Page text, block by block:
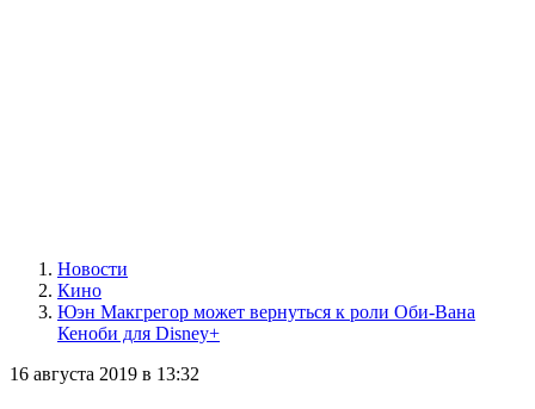
Новости
Кино
Юэн Макгрегор может вернуться к роли Оби-Вана
Кеноби для Disney+
16 августа 2019 в 13:32